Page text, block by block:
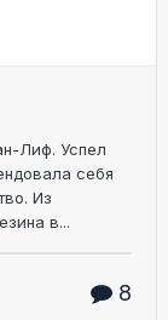
Лиф. Успел
себя
Из
в...
8